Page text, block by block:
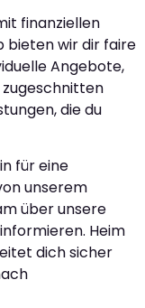
finanziellen
bieten wir dir faire
Angebote,
die du
für eine
unserem
über unsere
Heim
dich sicher